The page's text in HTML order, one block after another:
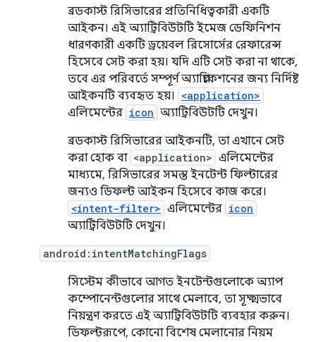
ব্রডকাস্ট রিসিভারের প্রতিনিধিত্বকারী একটি
আইকন। এই অ্যাট্রিবিউটটি ইমেজ ডেফিনিশন
ধারণকারী একটি ড্রয়েবল রিসোর্সের রেফারেন্স
হিসেবে সেট করা হয়। যদি এটি সেট করা না থাকে,
তবে এর পরিবর্তে সম্পূর্ণ অ্যাপ্লিকেশনের জন্য নির্দিষ্ট
আইকনটি ব্যবহৃত হয়।
<application>
এলিমেন্টের icon অ্যাট্রিবিউটটি দেখুন।
ব্রডকাস্ট রিসিভারের আইকনটি, তা এখানে সেট
করা হোক বা <application> এলিমেন্টের
মাধ্যমে, রিসিভারের সমস্ত ইনটেন্ট ফিল্টারের
জন্যও ডিফল্ট আইকন হিসেবে কাজ করে।
<intent-filter> এলিমেন্টের icon
অ্যাট্রিবিউটটি দেখুন।
android:intentMatchingFlags
সিস্টেম কীভাবে আগত ইনটেন্টগুলোকে অ্যাপ
কম্পোনেন্টগুলোর সাথে মেলাবে, তা সূক্ষ্মভাবে
নিয়ন্ত্রণ করতে এই অ্যাট্রিবিউটটি ব্যবহার করুন।
ডিফল্টরূপে, কোনো বিশেষ মেলানোর নিয়ম